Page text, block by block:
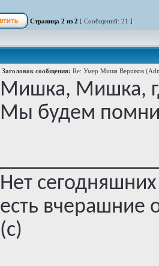
Страница 2 из 2 [ Сообщений: 21 ]
Заголовок сообщения: Re: Умер Миша Вершков
Мишка, Мишка,
Мы будем
Нет
есть вчерашние
(с)